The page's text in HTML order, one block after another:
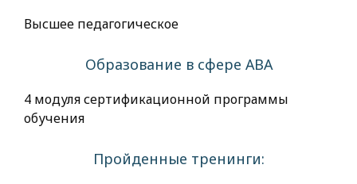
Высшее педагогическое
Образование в сфере АВА
4 модуля сертификационной программы
обучения
Пройденные тренинги: